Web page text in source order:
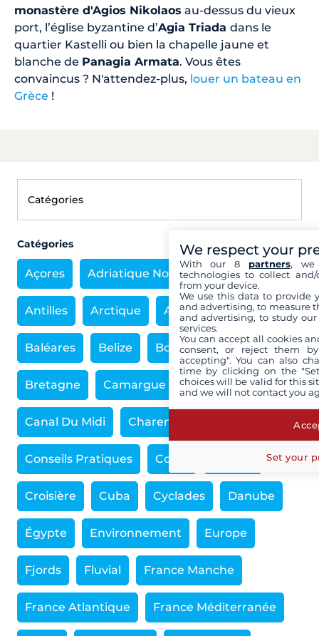
monastère d'Agios Nikolaos au-dessus du vieux
port, l’église byzantine d’Agia Triada dans le
quartier Kastelli ou bien la chapelle jaune et
blanche de Panagia Armata. Vous êtes
convaincus ? N'attendez-plus, louer un bateau en
Grèce !
Catégories
Açores Adriatique Nord Antarctique
Antilles Arctique Asie Bahamas
Baléares Belize Bourgogne Brésil
Bretagne Camargue Cambodge
Canal Du Midi Charente
Conseils Pratiques Corse
Croisière Cuba Cyclades Danube
Égypte Environnement Europe
Fjords Fluvial France Manche
France Atlantique France Méditerranée
We respect your
With our 8 partners, we
technologies to collect
from your device.
We use this data to provide
and advertising, to measure
and advertising, to study
services.
You can accept all cookies
consent, or reject them
accepting". You can also
time by clicking on the
choices will be valid for this
and we will not contact you
Set your